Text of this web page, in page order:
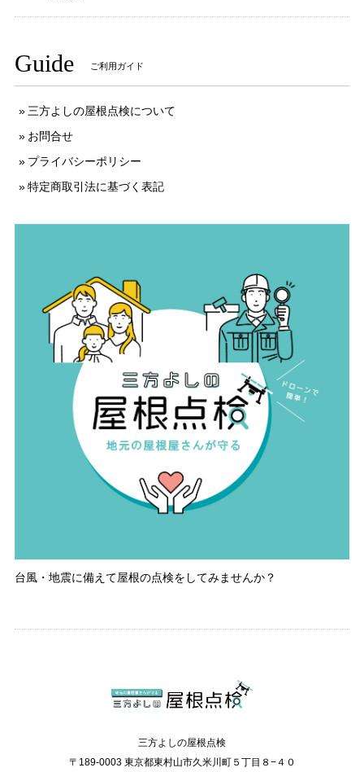
Guide ご利用ガイド
三方よしの屋根点検について
お問合せ
プライバシーポリシー
特定商取引法に基づく表記
台風・地震に備えて屋根の点検をしてみませんか？
三方よしの屋根点検
〒189-0003 東京都東村山市久米川町５丁目８−４０